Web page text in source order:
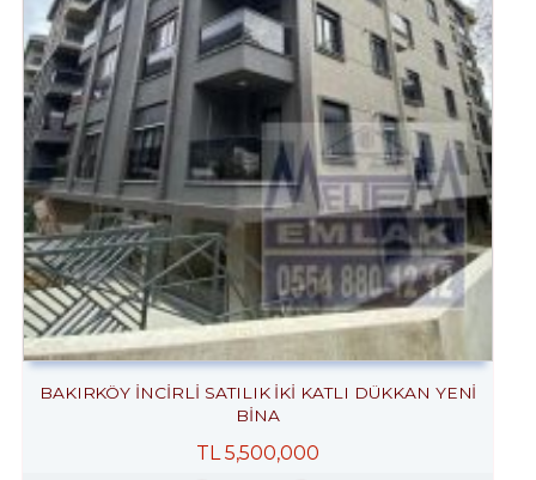
BAKIRKÖY İNCİRLİ SATILIK İKİ KATLI DÜKKAN YENİ
BİNA
TL5,500,000